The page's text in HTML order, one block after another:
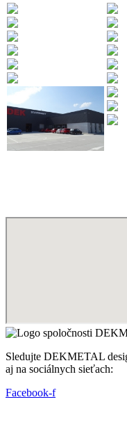
Sledujte DEKMETAL
aj na sociálnych sieťach:
Facebook-f